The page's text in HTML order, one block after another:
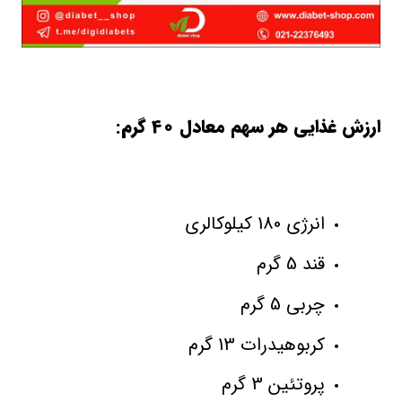
ارزش غذایی هر سهم معادل 40 گرم:
انرژی 180 کیلوکالری
قند 5 گرم
چربی 5 گرم
کربوهیدرات 13 گرم
پروتئین 3 گرم